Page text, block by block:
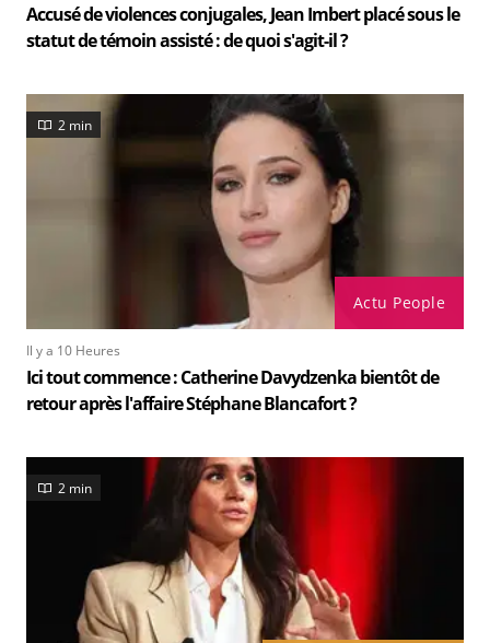
Accusé de violences conjugales, Jean Imbert placé sous le
statut de témoin assisté : de quoi s'agit-il ?
Actu People
2 min
Il y a 10 Heures
Ici tout commence : Catherine Davydzenka bientôt de
retour après l'affaire Stéphane Blancafort ?
2 min